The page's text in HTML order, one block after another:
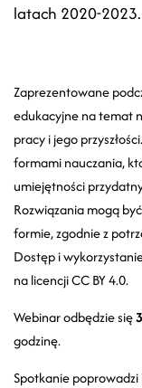
latach 2020-2023.
Zaprezentowane
edukacyjne na temat
pracy i jego
formami nauczania,
umiejętności
Rozwiązania mogą
formie, zgodnie z
Dostęp i
na licencji CC BY 4.0.
Webinar odbędzie się
godzinę.
Spotkanie poprowadzi